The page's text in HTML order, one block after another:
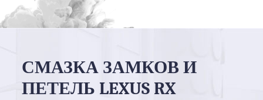
СМАЗКА ЗАМКОВ И
ПЕТЕЛЬ LEXUS RX